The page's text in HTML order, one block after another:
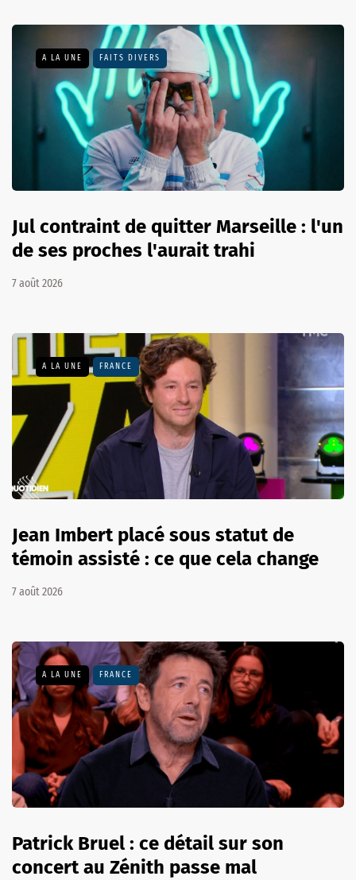
A LA UNE FAITS DIVERS
Jul contraint de quitter Marseille : l'un
de ses proches l'aurait trahi
7 août 2026
A LA UNE FRANCE
Jean Imbert placé sous statut de
témoin assisté : ce que cela change
7 août 2026
A LA UNE FRANCE
Patrick Bruel : ce détail sur son
concert au Zénith passe mal